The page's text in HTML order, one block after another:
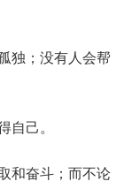
独；没有人会帮
己。
和奋斗；而不论